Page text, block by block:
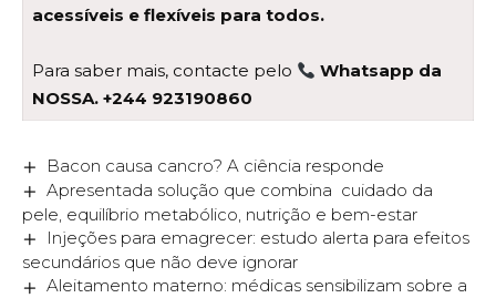
acessíveis e flexíveis para todos.
Para saber mais, contacte pelo
Whatsapp da
NOSSA. +244 923190860
Bacon causa cancro? A ciência responde
Apresentada solução que combina cuidado da
pele, equilíbrio metabólico, nutrição e bem-estar
Injeções para emagrecer: estudo alerta para efeitos
secundários que não deve ignorar
Aleitamento materno: médicas sensibilizam sobre a